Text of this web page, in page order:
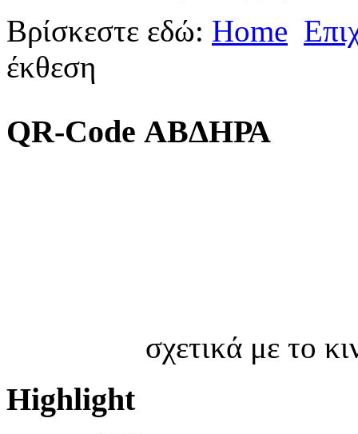
Βρίσκεστε εδώ: Home
έκθεση
QR-Code ΑΒΔΗΡΑ
σχετικά με το
Highlight